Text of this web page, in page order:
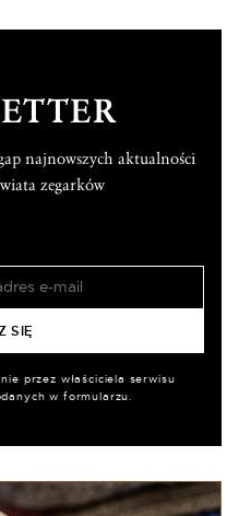
najnowszych aktualności
zegarków
przez właściciela serwisu
w formularzu.